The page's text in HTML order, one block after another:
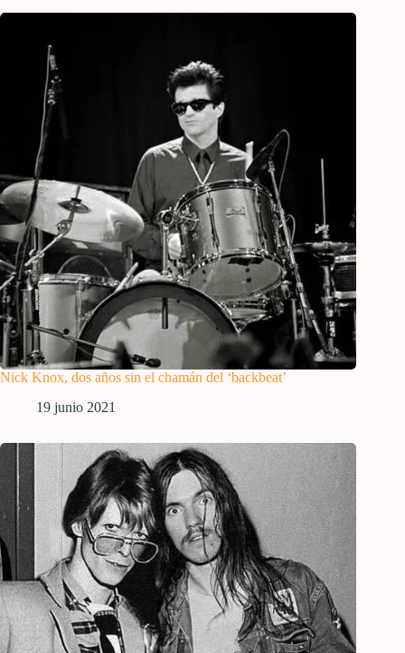
Nick Knox, dos años sin el chamán del ‘backbeat’
19 junio 2021